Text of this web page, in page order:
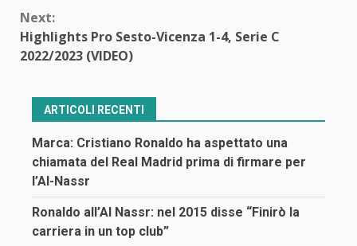
Next:
Highlights Pro Sesto-Vicenza 1-4, Serie C
2022/2023 (VIDEO)
ARTICOLI RECENTI
Marca: Cristiano Ronaldo ha aspettato una
chiamata del Real Madrid prima di firmare per
l’Al-Nassr
Ronaldo all’Al Nassr: nel 2015 disse “Finirò la
carriera in un top club”